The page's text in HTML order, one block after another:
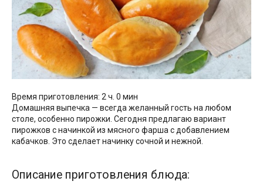
Время приготовления: 2 ч. 0 мин
Домашняя выпечка — всегда желанный гость на любом
столе, особенно пирожки. Сегодня предлагаю вариант
пирожков с начинкой из мясного фарша с добавлением
кабачков. Это сделает начинку сочной и нежной.
Описание приготовления блюда: